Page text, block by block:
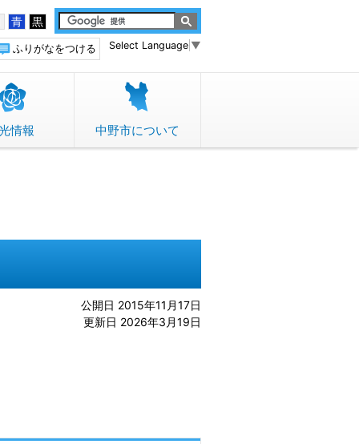
青 黒
Select Language ▼
ふりがなをつける
情報 中野市について
公開日 2015年11月17日
更新日 2026年3月19日